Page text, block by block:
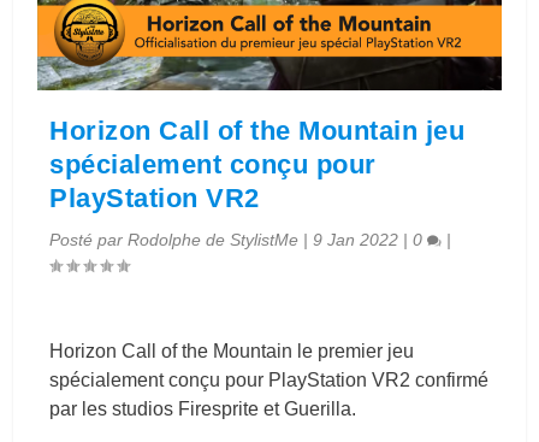
Horizon Call of the Mountain jeu
spécialement conçu pour
PlayStation VR2
Posté parRodolphe de StylistMe |9 Jan 2022 |0 |
Horizon Call of the Mountain le premier jeu
spécialement conçu pour PlayStation VR2 confirmé
par les studios Firesprite et Guerilla.